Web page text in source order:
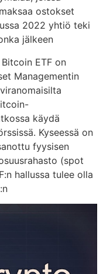
ostokset
2022 yhtiö teki
jälkeen
ETF on
Managementin
käydä
Kyseessä on
fyysisen
(spot
hallussa tulee olla